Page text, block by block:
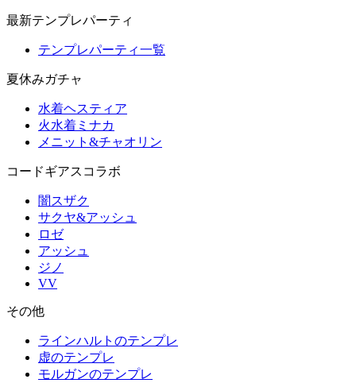
最新テンプレパーティ
テンプレパーティ一覧
夏休みガチャ
水着ヘスティア
火水着ミナカ
メニット&チャオリン
コードギアスコラボ
闇スザク
サクヤ&アッシュ
ロゼ
アッシュ
ジノ
VV
その他
ラインハルトのテンプレ
虚のテンプレ
モルガンのテンプレ